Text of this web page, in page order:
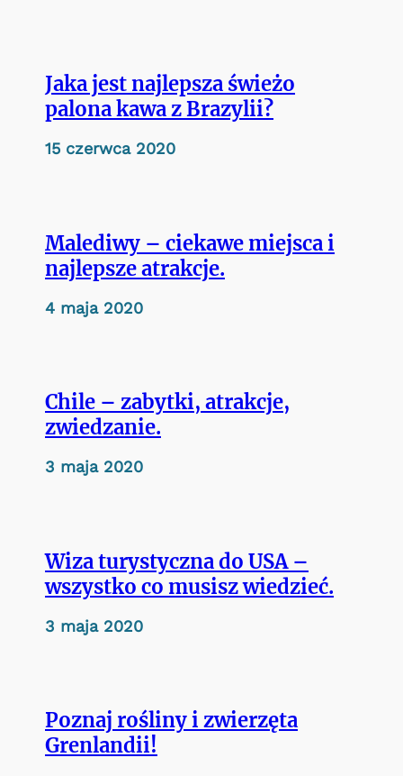
Jaka jest najlepsza świeżo
palona kawa z Brazylii?
15 czerwca 2020
Malediwy – ciekawe miejsca i
najlepsze atrakcje.
4 maja 2020
Chile – zabytki, atrakcje,
zwiedzanie.
3 maja 2020
Wiza turystyczna do USA –
wszystko co musisz wiedzieć.
3 maja 2020
Poznaj rośliny i zwierzęta
Grenlandii!